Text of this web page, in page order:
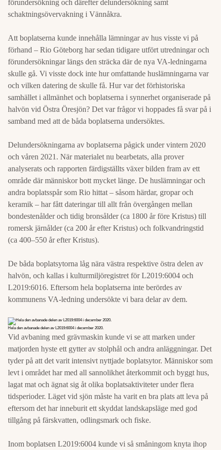
förundersökning och därefter delundersökning samt
schaktningsövervakning i Vännåkra.
Att boplatserna kunde innehålla lämningar av hus visste vi på
förhand – Rio Göteborg har sedan tidigare utfört utredningar och
förundersökningar längs den sträcka där de nya VA-ledningarna
skulle gå. Vi visste dock inte hur omfattande huslämningarna var
och vilken datering de skulle få. Hur var det förhistoriska
samhället i allmänhet och boplatserna i synnerhet organiserade på
halvön vid Östra Öresjön? Det var frågor vi hoppades få svar på i
samband med att de båda boplatserna undersöktes.
Delundersökningarna av boplatserna pågick under vintern 2020
och våren 2021. När materialet nu bearbetats, alla prover
analyserats och rapporten färdigställts växer bilden fram av ett
område där människor bott mycket länge. De huslämningar och
andra boplatsspår som Rio hittat – såsom härdar, gropar och
keramik – har fått dateringar till allt från övergången mellan
bondestenålder och tidig bronsålder (ca 1800 år före Kristus) till
romersk järnålder (ca 200 år efter Kristus) och folkvandringstid
(ca 400–550 år efter Kristus).
De båda boplatsytorna låg nära västra respektive östra delen av
halvön, och kallas i kulturmiljöregistret för L2019:6004 och
L2019:6016. Eftersom hela boplatserna inte berördes av
kommunens VA-ledning undersökte vi bara delar av dem.
Hela den avbanade delen av L2019:6004 i december 2020.
Vid avbaning med grävmaskin kunde vi se att marken under
matjorden hyste ett gytter av stolphål och andra anläggningar. Det
tyder på att det varit intensivt nyttjade boplatsytor. Människor som
levt i området har med all sannolikhet återkommit och byggt hus,
lagat mat och ägnat sig åt olika boplatsaktiviteter under flera
tidsperioder. Läget vid sjön måste ha varit en bra plats att leva på
eftersom det har inneburit ett skyddat landskapsläge med god
tillgång på färskvatten, odlingsmark och fiske.
Inom boplatsen L2019:6004 kunde vi så småningom knyta ihop